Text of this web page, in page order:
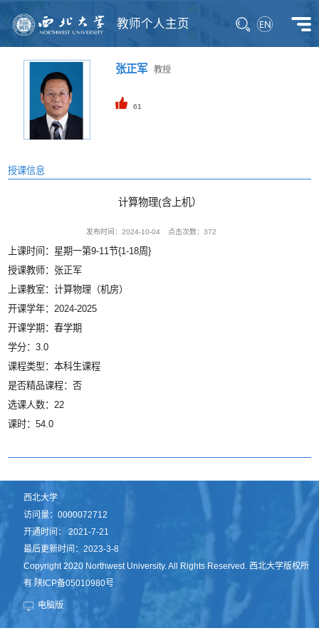
教师个人主页
张正军教授
61
授课信息
计算物理(含上机）
发布时间：2024-10-04 点击次数：372
上课时间：星期一第9-11节{1-18周}
授课教师：张正军
上课教室：计算物理（机房）
开课学年：2024-2025
开课学期：春学期
学分：3.0
课程类型：本科生课程
是否精品课程：否
选课人数：22
课时：54.0
西北大学
访问量：0000072712
开通时间：2021-7-21
最后更新时间：2023-3-8
Copyright 2020 Northwest University. All Rights Reserved. 西北大学版权所
有 陕ICP备05010980号
电脑版